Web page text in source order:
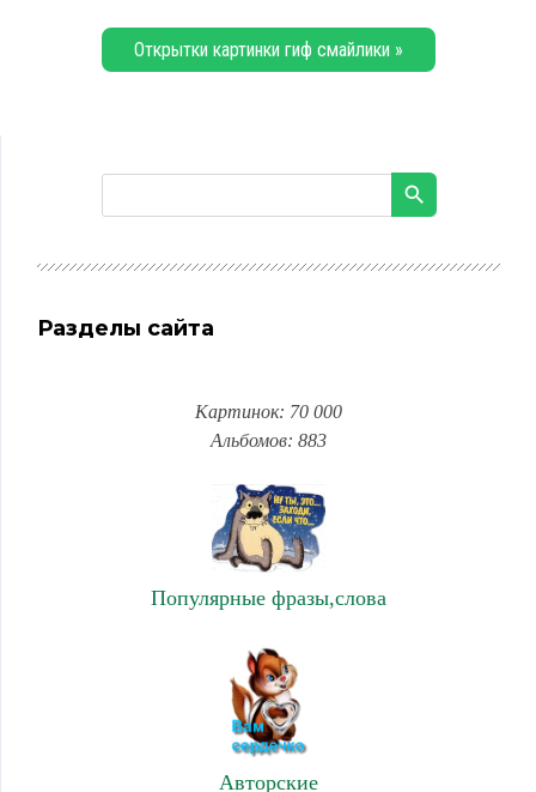
Открытки картинки гиф смайлики »
Разделы сайта
Картинок: 70 000
Альбомов: 883
Популярные фразы,слова
Авторские